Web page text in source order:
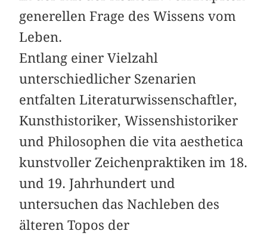
generellen Frage des Wissens vom
Leben.
Entlang einer Vielzahl
unterschiedlicher Szenarien
entfalten Literaturwissenschaftler,
Kunsthistoriker, Wissenshistoriker
und Philosophen die vita aesthetica
kunstvoller Zeichenpraktiken im 18.
und 19. Jahrhundert und
untersuchen das Nachleben des
älteren Topos der